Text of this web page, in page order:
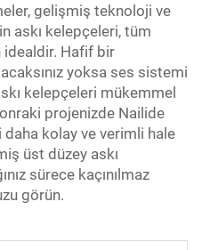
gelişmiş teknoloji ve
askı kelepçeleri, tüm
idealdir. Hafif bir
yoksa ses sistemi
kelepçeleri mükemmel
projenizde Nailide
daha kolay ve verimli hale
üst düzey askı
sürece kaçınılmaz
görün.